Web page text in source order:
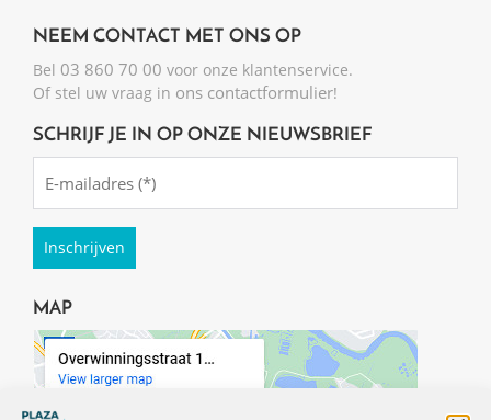
NEEM CONTACT MET ONS OP
Bel 03 860 70 00 voor onze klantenservice.
Of stel uw vraag in ons contactformulier!
SCHRIJF JE IN OP ONZE NIEUWSBRIEF
(Required)
MAP